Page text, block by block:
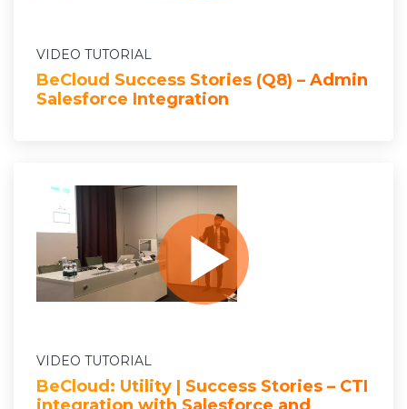
VIDEO TUTORIAL
BeCloud Success Stories (Q8) – Admin
Salesforce Integration
VIDEO TUTORIAL
BeCloud: Utility | Success Stories – CTI